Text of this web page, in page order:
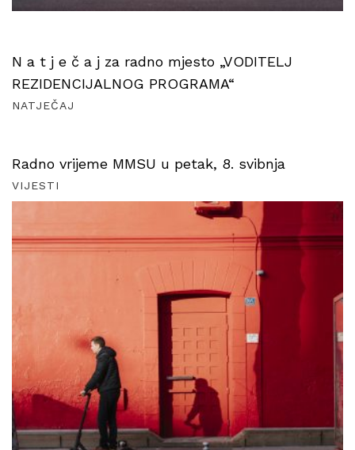
N a t j e č a j za radno mjesto „VODITELJ
REZIDENCIJALNOG PROGRAMA“
NATJEČAJ
Radno vrijeme MMSU u petak, 8. svibnja
VIJESTI